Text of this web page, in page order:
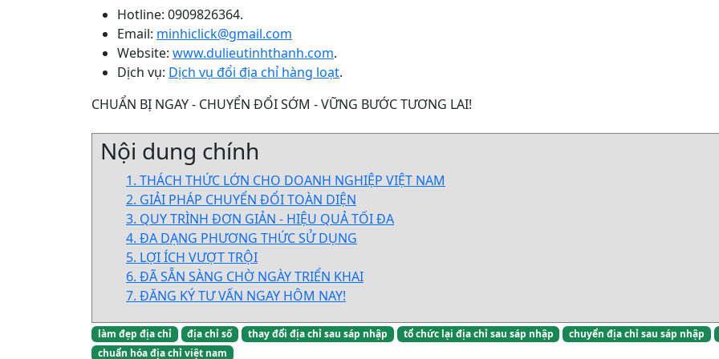
Hotline: 0909826364.
Email: minhiclick@gmail.com
Website: www.dulieutinhthanh.com.
Dịch vụ: Dịch vụ đổi địa chỉ hàng loạt.
CHUẨN BỊ NGAY - CHUYỂN ĐỔI SỚM - VỮNG BƯỚC TƯƠNG LAI!
Nội dung chính
1. THÁCH THỨC LỚN CHO DOANH NGHIỆP VIỆT NAM
2. GIẢI PHÁP CHUYỂN ĐỔI TOÀN DIỆN
3. QUY TRÌNH ĐƠN GIẢN - HIỆU QUẢ TỐI ĐA
4. ĐA DẠNG PHƯƠNG THỨC SỬ DỤNG
5. LỢI ÍCH VƯỢT TRỘI
6. ĐÃ SẴN SÀNG CHỜ NGÀY TRIỂN KHAI
7. ĐĂNG KÝ TƯ VẤN NGAY HÔM NAY!
làm đẹp địa chỉ địa chỉ số thay đổi địa chỉ sau sáp nhập tổ chức lại địa chỉ sau sáp nhập chuyển địa chỉ sau sáp nhập
chuẩn hóa địa chỉ việt nam